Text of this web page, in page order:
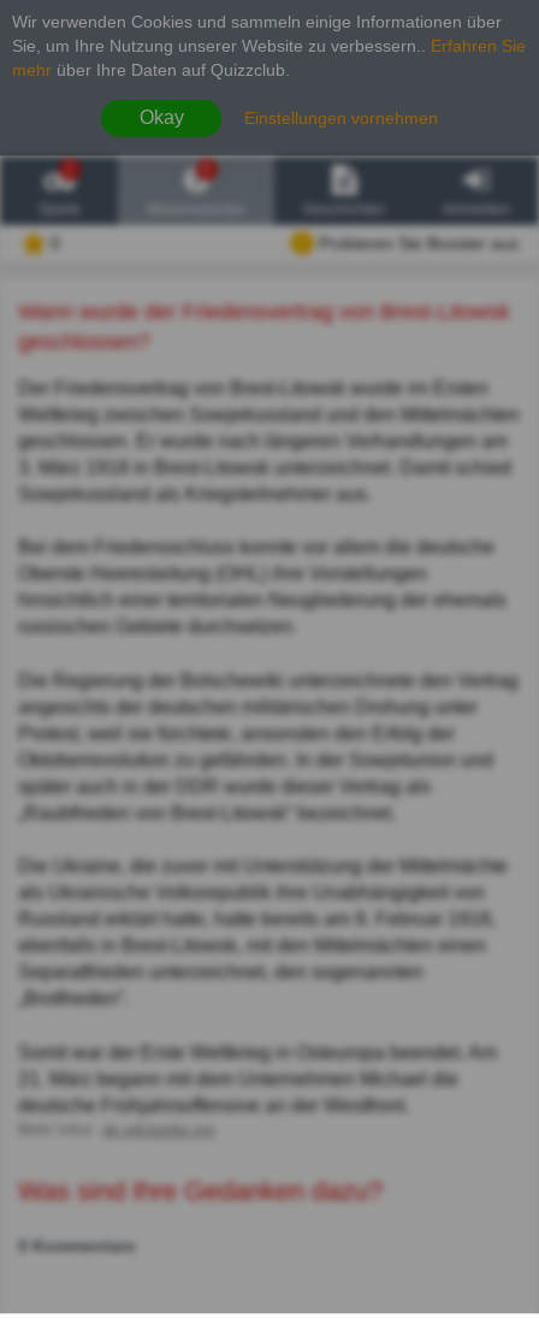
Wir verwenden Cookies und sammeln einige Informationen über
Sie, um Ihre Nutzung unserer Website zu verbessern.
Erfahren Sie
mehr über Ihre Daten auf Quizzclub.
Okay Einstellungen vornehmen
2
Probieren Sie Booster aus
Wann wurde der Friedensvertrag von Brest-Litowsk
geschlossen?
Der Friedensvertrag von Brest-Litowsk wurde im Ersten
Weltkrieg zwischen Sowjetrussland und den Mittelmächten
geschlossen. Er wurde nach längeren Verhandlungen am
3. März 1918 in Brest-Litowsk unterzeichnet. Damit schied
Sowjetrussland als Kriegsteilnehmer aus.
Bei dem Friedensschluss konnte vor allem die deutsche
Oberste Heeresleitung (OHL) ihre Vorstellungen
hinsichtlich einer territorialen Neugliederung der ehemals
russischen Gebiete durchsetzen.
Die Regierung der Bolschewiki unterzeichnete den Vertrag
angesichts der deutschen militärischen Drohung unter
Protest, weil sie fürchtete, ansonsten den Erfolg der
Oktoberrevolution zu gefährden. In der Sowjetunion und
später auch in der DDR wurde dieser Vertrag als
„Raubfrieden von Brest-Litowsk“ bezeichnet.
Die Ukraine, die zuvor mit Unterstützung der Mittelmächte
als Ukrainische Volksrepublik ihre Unabhängigkeit von
Russland erklärt hatte, hatte bereits am 9. Februar 1918,
ebenfalls in Brest-Litowsk, mit den Mittelmächten einen
Separatfrieden unterzeichnet, den sogenannten
„Brotfrieden“.
Somit war der Erste Weltkrieg in Osteuropa beendet. Am
21. März begann mit dem Unternehmen Michael die
deutsche Frühjahrsoffensive an der Westfront.
de.wikipedia.org
Was sind Ihre Gedanken dazu?
0 Kommentare